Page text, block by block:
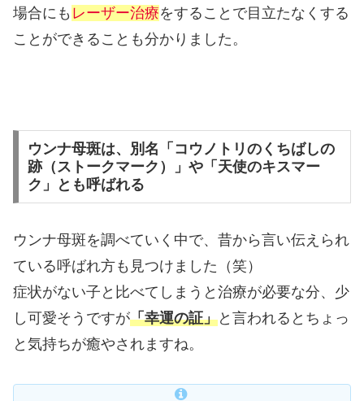
場合にも レーザー治療をすることで目立たなくする
ことができることも分かりました。
ウンナ母斑は、別名「コウノトリのくちばしの
跡（ストークマーク）」や「天使のキスマー
ク」とも呼ばれる
ウンナ母斑を調べていく中で、昔から言い伝えられ
ている呼ばれ方も見つけました（笑）
症状がない子と比べてしまうと治療が必要な分、少
し可愛そうですが「幸運の証」と言われるとちょっ
と気持ちが癒やされますね。